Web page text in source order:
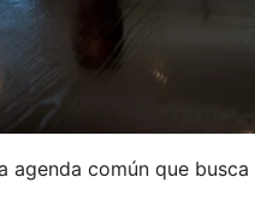
agenda común que